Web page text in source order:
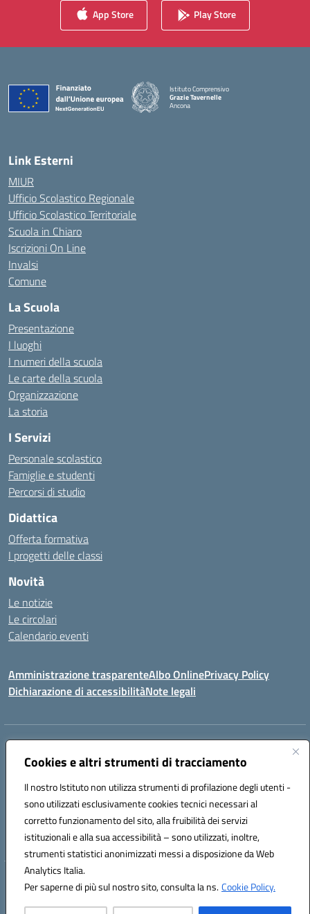
Cookies e altri strumenti di tracciamento
Il nostro Istituto non utilizza strumenti di profilazione degli utenti -
sono utilizzati esclusivamente cookies tecnici necessari al
corretto funzionamento del sito, alla fruibilità dei servizi
istituzionali e alla sua accessibilità – sono utilizzati, inoltre,
strumenti statistici anonimizzati messi a disposizione da Web
Analytics Italia.
Per saperne di più sul nostro sito, consulta la ns.Cookie Policy.
App Store Play Store
Istituto Comprensivo
Grazie Tavernelle
Ancona
Link Esterni
MIUR
Ufficio Scolastico Regionale
Ufficio Scolastico Territoriale
Scuola in Chiaro
Iscrizioni On Line
Invalsi
Comune
La Scuola
Presentazione
I luoghi
I numeri della scuola
Le carte della scuola
Organizzazione
La storia
I Servizi
Personale scolastico
Famiglie e studenti
Percorsi di studio
Didattica
Offerta formativa
I progetti delle classi
Novità
Le notizie
Le circolari
Calendario eventi
Amministrazione trasparenteAlbo OnlinePrivacy Policy
Dichiarazione di accessibilitàNote legali
Indirizzo:
Centralino:+39 071 89 52 08 Email:anic82000a@istruzione.it
Codice fiscale: 93084540421
Codice meccanografico:
ANIC82000A
Codice unico di fatturazione (CUF): UFF6L6
Hosting & Powered by 3D Solution S.r.l.
Concept & Design by Designers Italia